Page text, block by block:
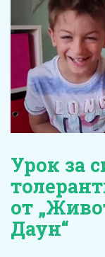
Урок за
от
Даун“